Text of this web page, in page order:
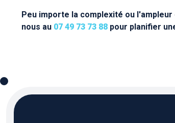
Peu importe la complexité ou
nous au 07 49 73 73 88 pour planifier